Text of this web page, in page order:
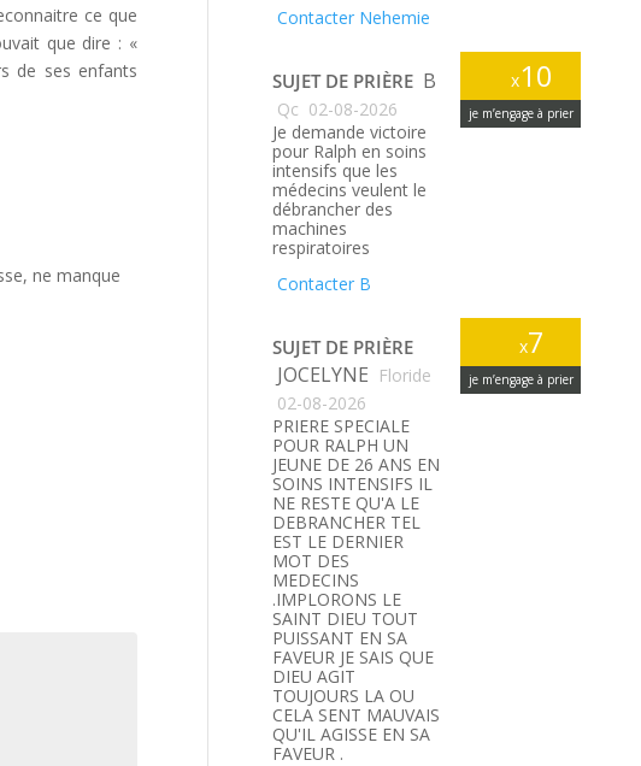
ce que
que dire : «
de ses enfants
ne manque
Contacter Nehemie
x10
je m’engage à prier
SUJET DE PRIÈRE B
Qc 02-08-2026
Je demande victoire
pour Ralph en soins
intensifs que les
médecins veulent le
débrancher des
machines
respiratoires
Contacter B
x7
je m’engage à prier
SUJET DE PRIÈRE
JOCELYNE Floride
02-08-2026
PRIERE SPECIALE
POUR RALPH UN
JEUNE DE 26 ANS EN
SOINS INTENSIFS IL
NE RESTE QU'A LE
DEBRANCHER TEL
EST LE DERNIER
MOT DES
MEDECINS
.IMPLORONS LE
SAINT DIEU TOUT
PUISSANT EN SA
FAVEUR JE SAIS QUE
DIEU AGIT
TOUJOURS LA OU
CELA SENT MAUVAIS
QU'IL AGISSE EN SA
FAVEUR .